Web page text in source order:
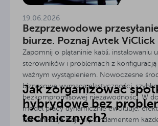
19.06.2026
Bezprzewodowe
biurze. Poznaj Avtek ViClick
Zapomnij o plątaninie kabli, instalowaniu
sterowników i problemach z
ważnym wystąpieniem. Nowoczesne
biznesowe wymaga elastyczności,
bezkompromisowej niezawodności. W
model pracy dynamicznie ewoluuje,
komunikacja staje się fundamentem
Jak zorganizować
hybrydowe bez
technicznych?